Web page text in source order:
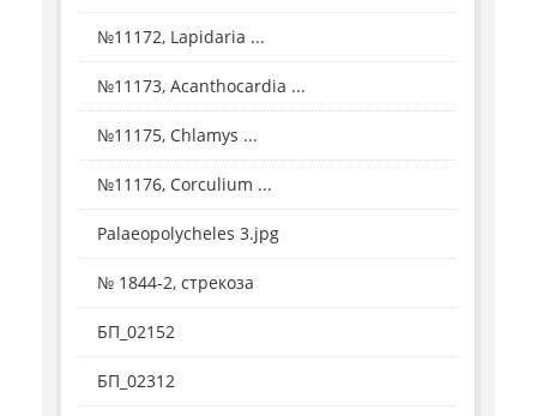
№11172, Lapidaria ...
№11173, Acanthocardia ...
№11175, Chlamys ...
№11176, Corculium ...
Palaeopolycheles 3.jpg
№ 1844-2, стрекоза
БП_02152
БП_02312